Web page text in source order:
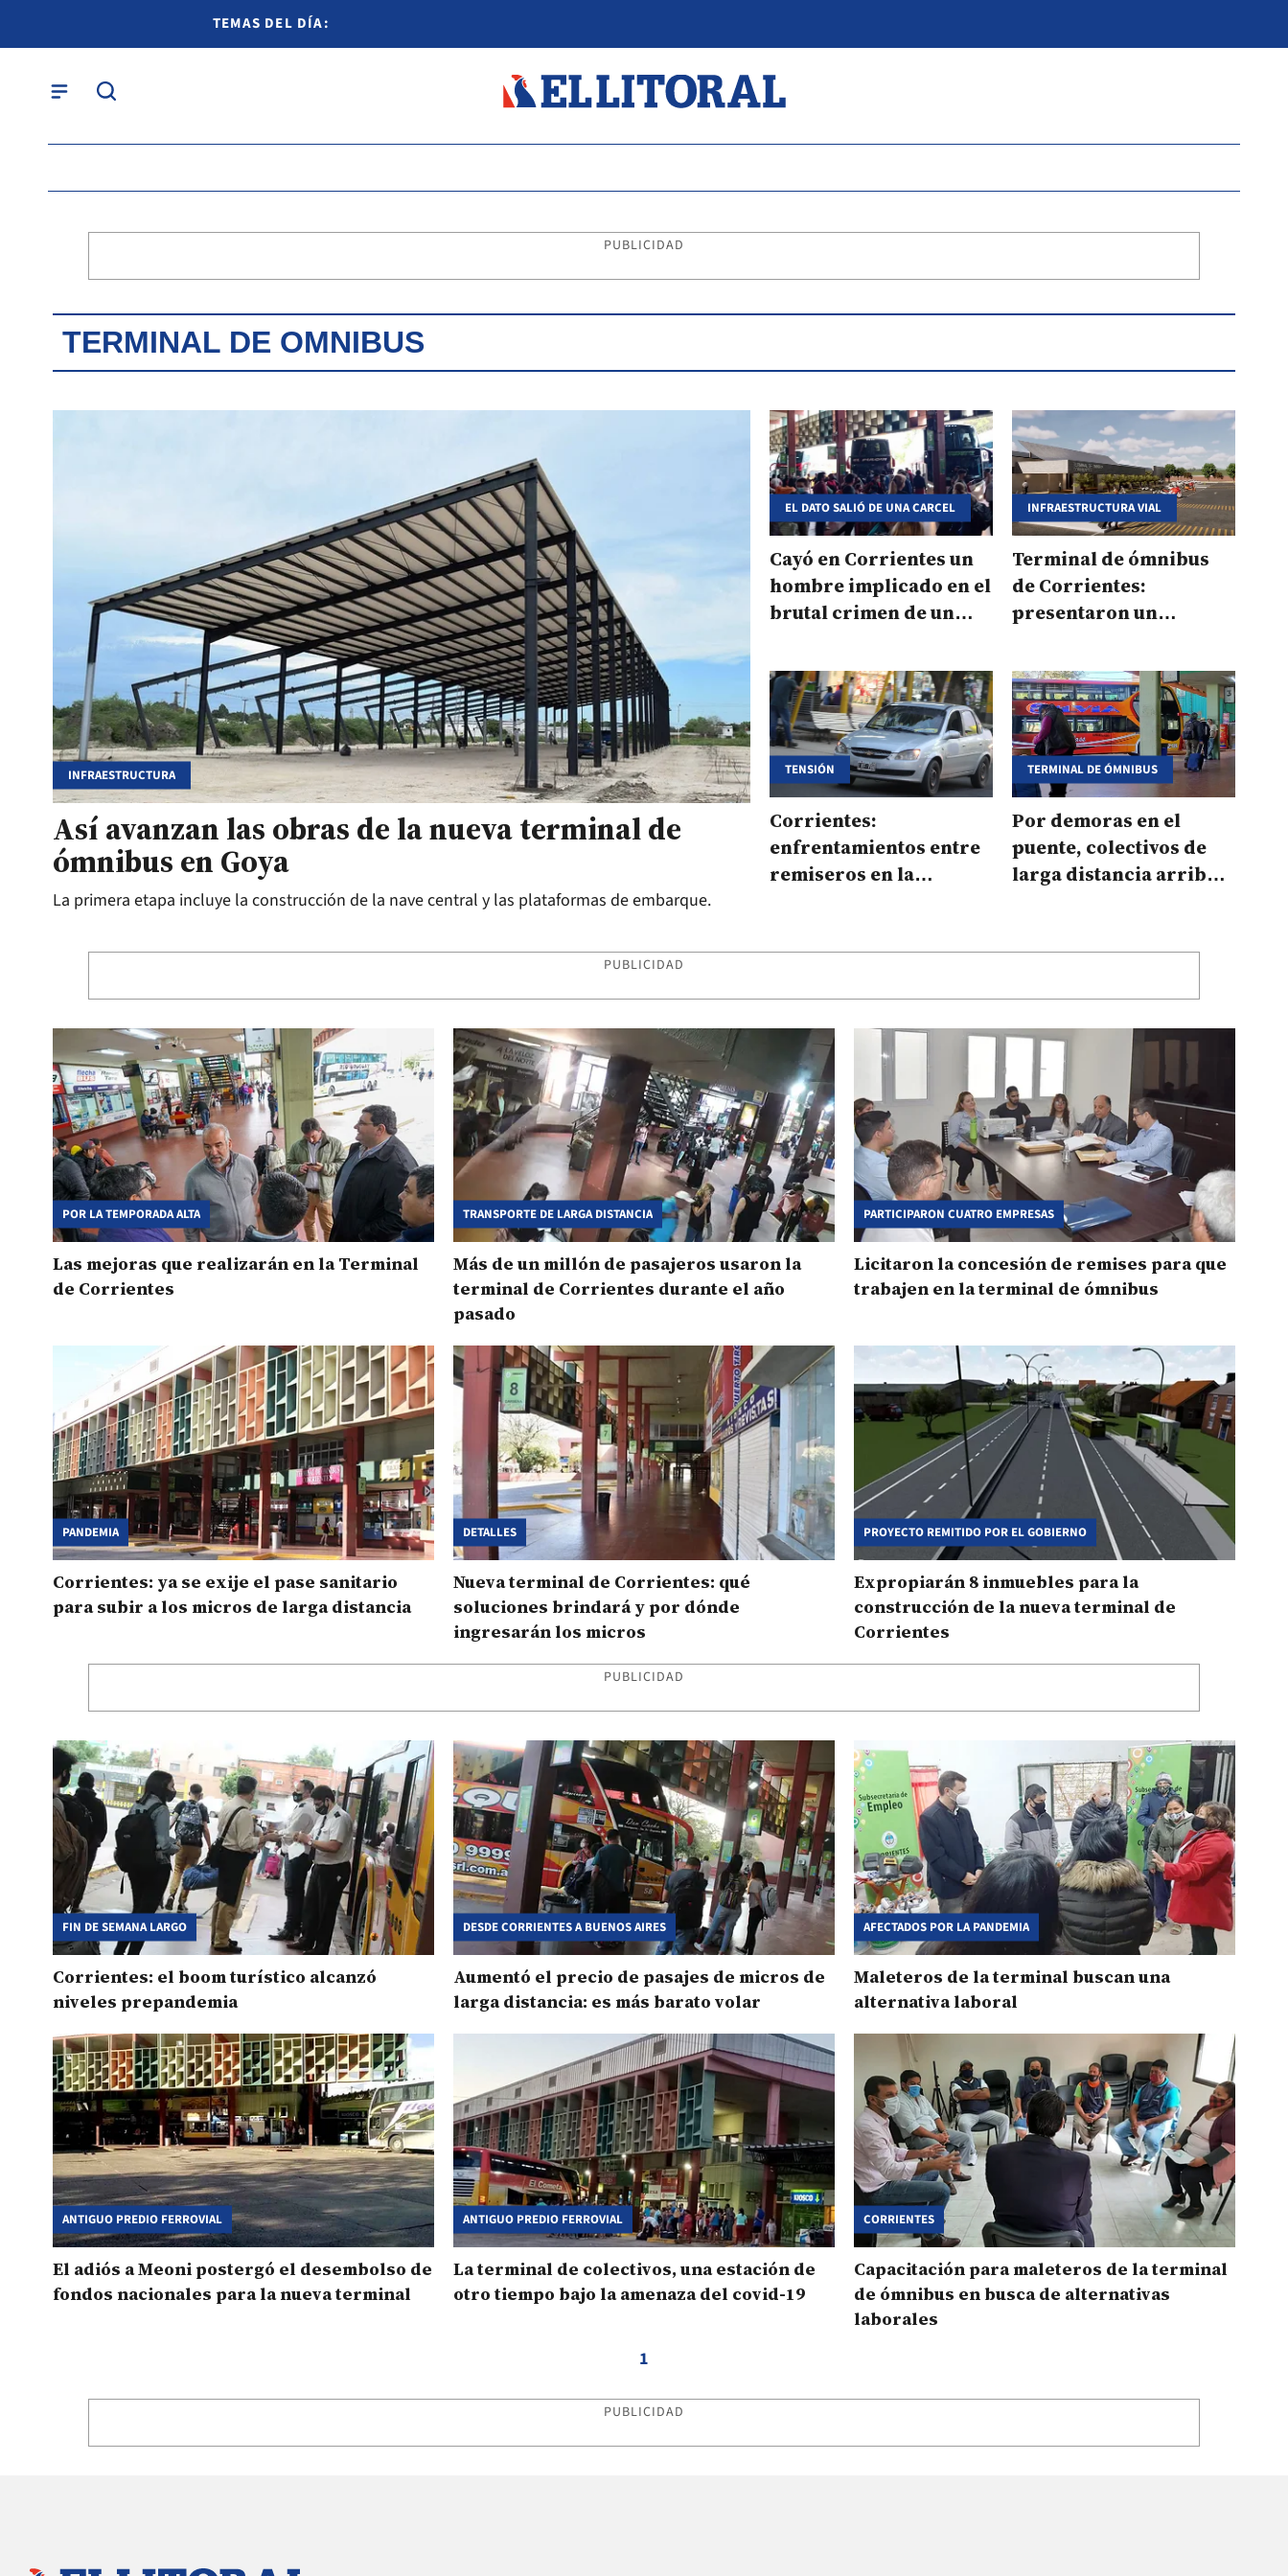
TEMAS DEL DÍA:
PUBLICIDAD
TERMINAL DE OMNIBUS
INFRAESTRUCTURA
Así avanzan las obras de la nueva terminal de
ómnibus en Goya
La primera etapa incluye la construcción de la nave central y las plataformas de embarque.
EL DATO SALIÓ DE UNA CARCEL
Cayó en Corrientes un
hombre implicado en el
brutal crimen de un
INFRAESTRUCTURA VIAL
Terminal de ómnibus
de Corrientes:
presentaron un
modernizar la estación
TENSIÓN
Corrientes:
enfrentamientos entre
remiseros en la
TERMINAL DE ÓMNIBUS
Por demoras en el
puente, colectivos de
larga distancia arriban
PUBLICIDAD
POR LA TEMPORADA ALTA
Las mejoras que realizarán en la Terminal
de Corrientes
TRANSPORTE DE LARGA DISTANCIA
Más de un millón de pasajeros usaron la
terminal de Corrientes durante el año
pasado
PARTICIPARON CUATRO EMPRESAS
Licitaron la concesión de remises para que
trabajen en la terminal de ómnibus
PANDEMIA
Corrientes: ya se exije el pase sanitario
para subir a los micros de larga distancia
DETALLES
Nueva terminal de Corrientes: qué
soluciones brindará y por dónde
ingresarán los micros
PROYECTO REMITIDO POR EL GOBIERNO
Expropiarán 8 inmuebles para la
construcción de la nueva terminal de
Corrientes
PUBLICIDAD
FIN DE SEMANA LARGO
Corrientes: el boom turístico alcanzó
niveles prepandemia
DESDE CORRIENTES A BUENOS AIRES
Aumentó el precio de pasajes de micros de
larga distancia: es más barato volar
AFECTADOS POR LA PANDEMIA
Maleteros de la terminal buscan una
alternativa laboral
ANTIGUO PREDIO FERROVIAL
El adiós a Meoni postergó el desembolso de
fondos nacionales para la nueva terminal
ANTIGUO PREDIO FERROVIAL
La terminal de colectivos, una estación de
otro tiempo bajo la amenaza del covid-19
CORRIENTES
Capacitación para maleteros de la terminal
de ómnibus en busca de alternativas
laborales
1
PUBLICIDAD